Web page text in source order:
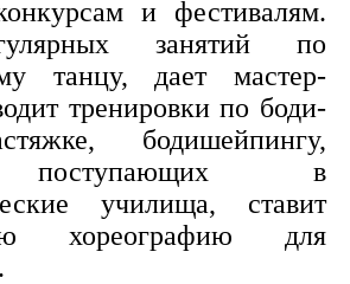
и фестивалям.
занятий по
танцу, дает мастер-
тренировки по боди-
бодишейпингу,
поступающих в
училища, ставит
хореографию для